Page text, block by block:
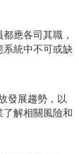
應各司其職，
統中不可或缺
發展趨勢，以
解相關風險和